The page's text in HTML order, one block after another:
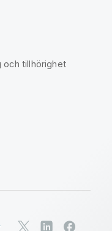
och tillhörighet